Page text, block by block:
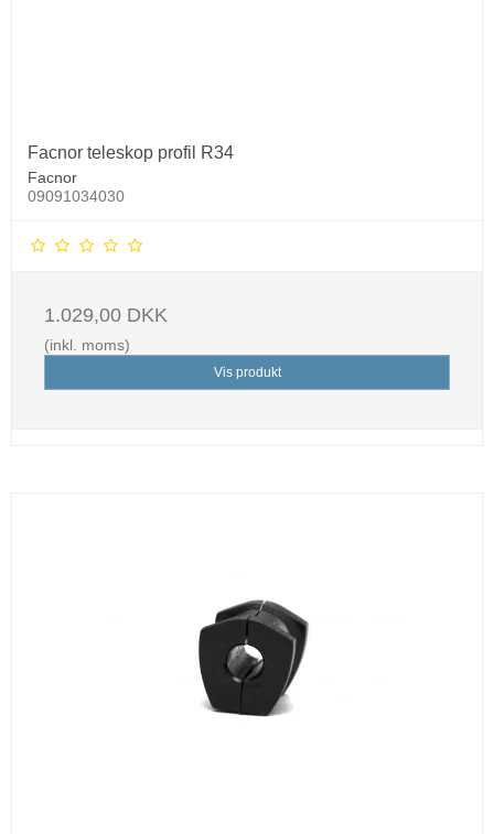
Facnor teleskop profil R34
Facnor
09091034030
1.029,00 DKK
(inkl. moms)
Vis produkt